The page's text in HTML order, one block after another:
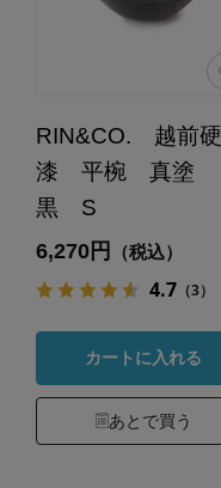
RIN&CO. 越前硬
漆 平椀 真塗
黒 S
6,270円 （税込）
4.7（3）
カートに入れる
あとで買う